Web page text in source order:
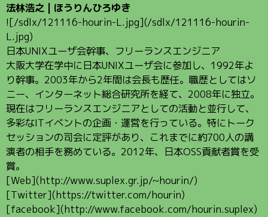
法林浩之 | ほうりんひろゆき
![/sdlx/121116-hourin-L.jpg](/sdlx/121116-hourin-
L.jpg)
日本UNIXユーザ会幹事、フリーランスエンジニア
大阪大学在学中に日本UNIXユーザ会に参加し、1992年よ
り幹事。2003年から2年間は会長も歴任。職歴としてはソ
ニー、インターネット総合研究所を経て、2008年に独立。
現在はフリーランスエンジニアとしての活動と並行して、
多彩なITイベントの企画・運営を行っている。特にトーク
セッションの司会に定評があり、これまでに約700人の講
演者の相手を務めている。2012年、日本OSS貢献者賞を受
賞。
[Web](http://www.suplex.gr.jp/~hourin/)
[Twitter](https://twitter.com/hourin)
[facebook](http://www.facebook.com/hourin.suplex)